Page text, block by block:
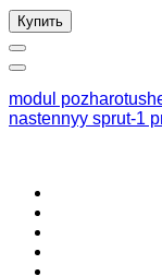
Купить
modul
nastennyy sprut-1